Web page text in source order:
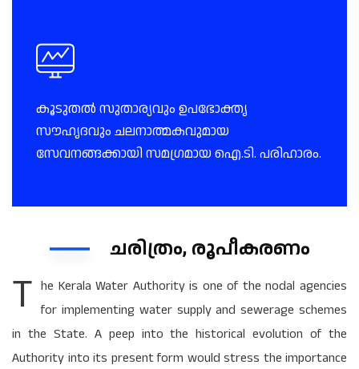
കൂടുതൽ സുതാര്യവും ഉപഭോക്തൃ
സൗഹൃദവും ചലനാത്മകവുമായ
സേവനങ്ങക്കായി സമഗ്രമായ ഐ.ടി. പരിഹാരം.
ചരിത്രം, രൂപീകരണം
T he Kerala Water Authority is one of the nodal agencies
for implementing water supply and sewerage schemes
in the State. A peep into the historical evolution of the
Authority into its present form would stress the importance